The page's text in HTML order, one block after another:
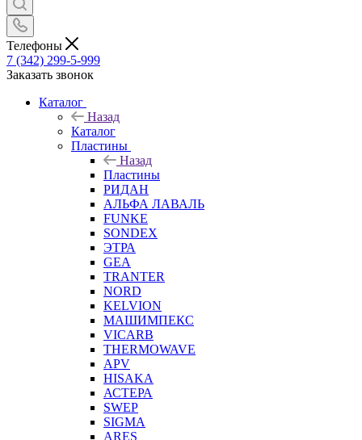
Телефоны
7 (342) 299-5-999
Заказать звонок
Каталог
Назад
Каталог
Пластины
Назад
Пластины
РИДАН
АЛЬФА ЛАВАЛЬ
FUNKE
SONDEX
ЭТРА
GEA
TRANTER
NORD
KELVION
МАШИМПЕКС
VICARB
THERMOWAVE
APV
HISAKA
АСТЕРА
SWEP
SIGMA
ARES